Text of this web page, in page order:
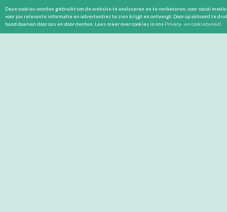
Deze cookies worden gebruikt om de website te analyseren en te verbeteren, voor social
voor jou relevante informatie en advertenties te zien krijgt en ontvangt. Door op akkoord te
hand daarvan door ons en door derden. Lees meer over cookies in ons Privacy- en cookiebeleid